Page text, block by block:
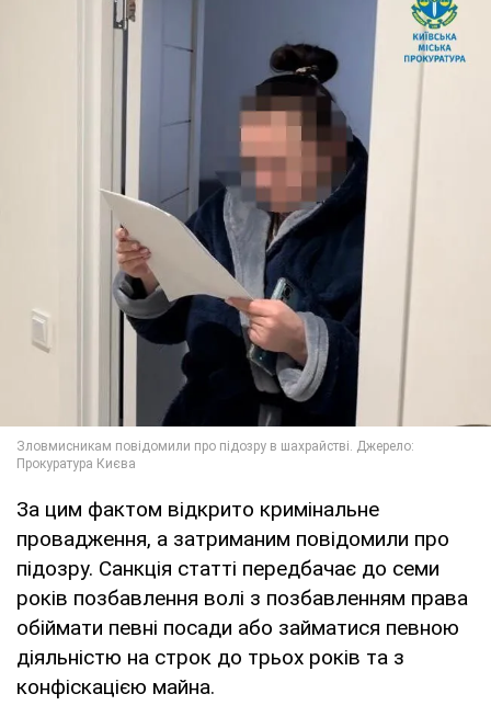
За цим фактом відкрито кримінальне
провадження, а затриманим повідомили про
підозру. Санкція статті передбачає до семи
років позбавлення волі з позбавленням права
обіймати певні посади або займатися певною
діяльністю на строк до трьох років та з
конфіскацією майна.